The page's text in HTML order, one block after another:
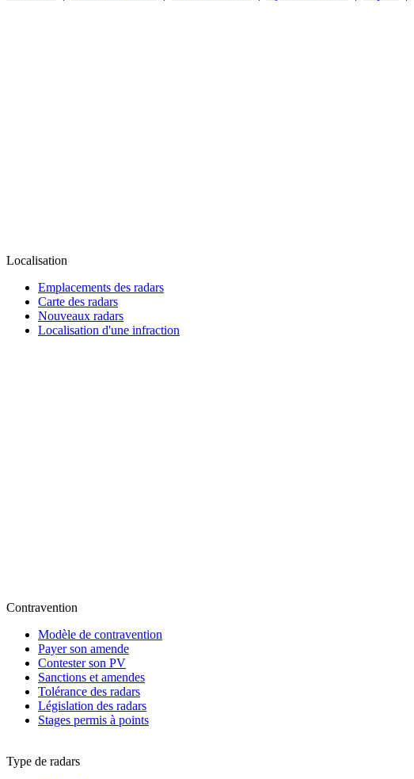
Localisation
Emplacements des radars
Carte des radars
Nouveaux radars
Localisation d'une infraction
Contravention
Modèle de contravention
Payer son amende
Contester son PV
Sanctions et amendes
Tolérance des radars
Législation des radars
Stages permis à points
Type de radars